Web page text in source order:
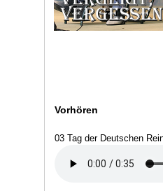
Vorhören
03 Tag der Deutschen